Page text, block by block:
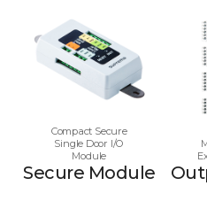
Compact Secure
Single Door I/O
Module
Secure Module